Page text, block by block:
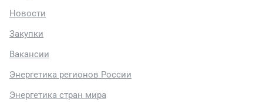
Новости
Закупки
Вакансии
Энергетика регионов России
Энергетика стран мира